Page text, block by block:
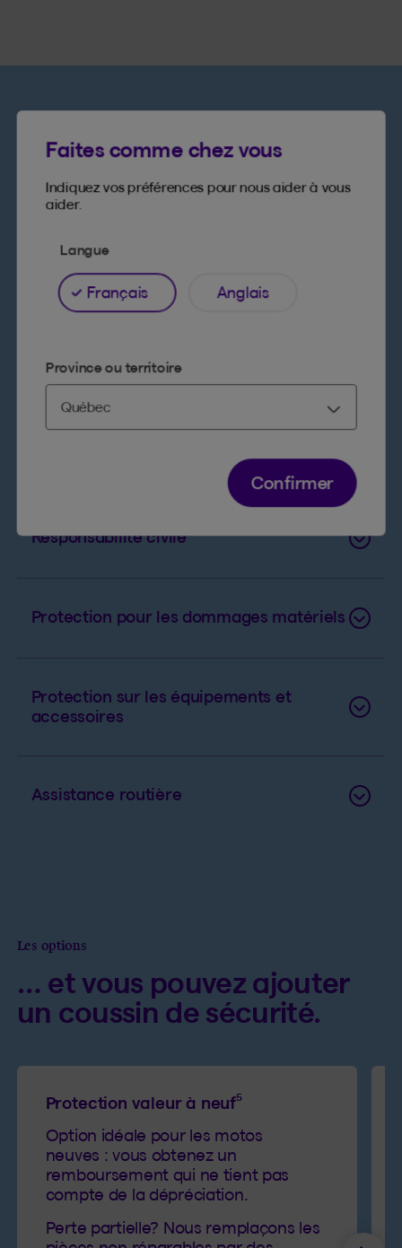
Notre assurance moto
tient la route
Les bases
solides...
Comme dans notre assurance « des deux
bords », plus populaire et complète.
Responsabilité civile
Protection pour les dommages matériels
Protection sur les équipements et
accessoires
Assistance routière
Les options
… et vous pouvez ajouter
un coussin de sécurité.
Protection valeur à neuf5
Option idéale pour les motos
neuves : vous obtenez un
remboursement qui ne tient pas
compte de la dépréciation.
Perte partielle? Nous remplaçons les
Faites comme chez vous
Indiquez vos préférences pour nous aider à vous
aider.
Langue
Français Anglais
Province ou territoire
Confirmer